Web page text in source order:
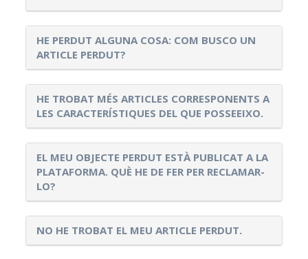
HE PERDUT ALGUNA COSA: COM BUSCO UN
ARTICLE PERDUT?
HE TROBAT MÉS ARTICLES CORRESPONENTS A
LES CARACTERÍSTIQUES DEL QUE POSSEEIXO.
EL MEU OBJECTE PERDUT ESTÀ PUBLICAT A LA
PLATAFORMA. QUÈ HE DE FER PER RECLAMAR-
LO?
NO HE TROBAT EL MEU ARTICLE PERDUT.